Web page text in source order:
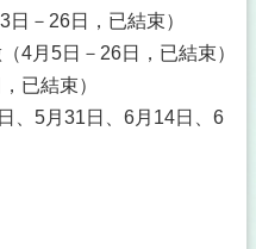
日－26日，已結束）
4月5日－26日，已結束）
已結束）
、5月31日、6月14日、6